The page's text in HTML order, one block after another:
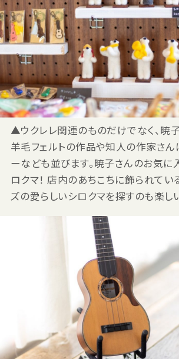
▲ウクレレ関連のものだけでなく、暁
羊毛フェルトの作品や知人の作家さん
ーなども並びます。暁子さんのお気に
ロクマ！ 店内のあちこちに飾られてい
ズの愛らしいシロクマを探すのも楽し